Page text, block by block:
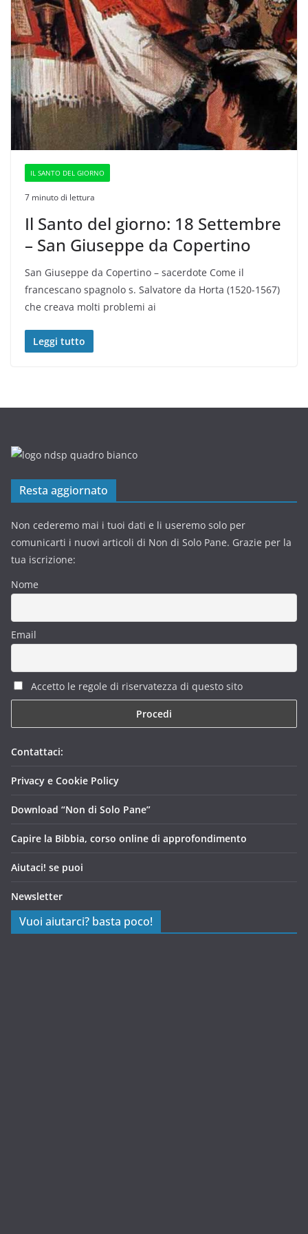
IL SANTO DEL GIORNO
7 minuto di lettura
Il Santo del giorno: 18 Settembre
– San Giuseppe da Copertino
San Giuseppe da Copertino – sacerdote Come il
francescano spagnolo s. Salvatore da Horta (1520-1567)
che creava molti problemi ai
Leggi tutto
Resta aggiornato
Non cederemo mai i tuoi dati e li useremo solo per
comunicarti i nuovi articoli di Non di Solo Pane. Grazie per la
tua iscrizione:
Nome
Email
Accetto le regole di riservatezza di questo sito
Contattaci:
Privacy e Cookie Policy
Download “Non di Solo Pane”
Capire la Bibbia, corso online di approfondimento
Aiutaci! se puoi
Newsletter
Vuoi aiutarci? basta poco!